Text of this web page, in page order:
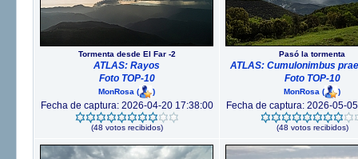
Tormenta desde El Far -2
ATLAS: Rayos
Foto TOP-10
MonRosa ( )
Fecha de captura: 2026-04-20 17:38:00
(48 votos recibidos)
Pasó la tormenta
ATLAS: Cumulonimbus
Foto TOP-10
MonRosa ( )
Fecha de captura: 2026-05-
(48 votos recibidos)